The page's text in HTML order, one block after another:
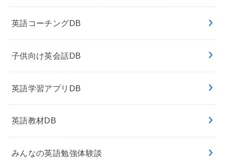
英語コーチングDB
子供向け英会話DB
英語学習アプリDB
英語教材DB
みんなの英語勉強体験談